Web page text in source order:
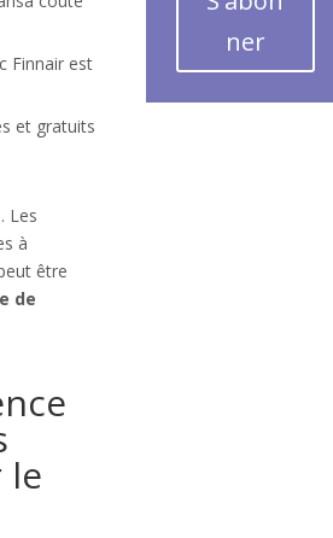
Finnair est
et gratuits
Les
à
être
de
le
ner